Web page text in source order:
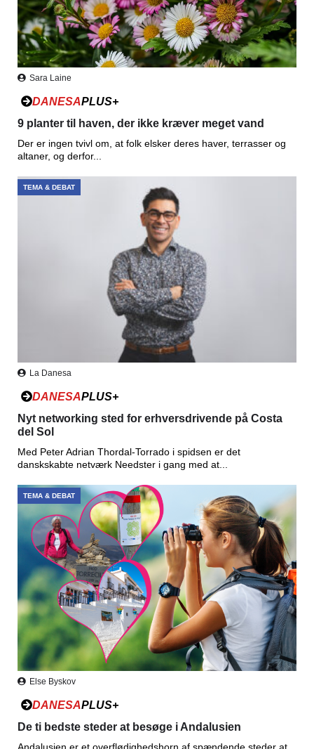
Sara Laine
DANESAPLUS+
9 planter til haven, der ikke kræver meget vand
Der er ingen tvivl om, at folk elsker deres haver, terrasser og
altaner, og derfor...
TEMA & DEBAT
La Danesa
DANESAPLUS+
Nyt networking sted for erhversdrivende på Costa
del Sol
Med Peter Adrian Thordal-Torrado i spidsen er det
danskskabte netværk Needster i gang med at...
TEMA & DEBAT
Else Byskov
DANESAPLUS+
De ti bedste steder at besøge i Andalusien